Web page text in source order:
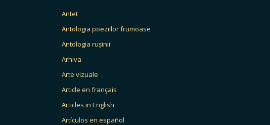
Antet
Antologia poeziilor frumoase
Antologia rușinii
Arhiva
Arte vizuale
Article en français
Articles in English
Artículos en español